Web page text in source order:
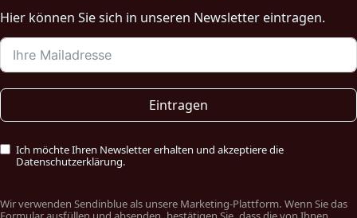
Hier können Sie sich in unseren Newsletter eintragen.
Eintragen
Ich möchte Ihren Newsletter erhalten und akzeptiere die
Datenschutzerklärung.
Wir verwenden Sendinblue als unsere Marketing-Plattform. Wenn Sie das